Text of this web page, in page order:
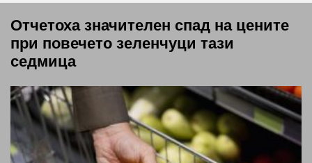
Отчетоха значителен спад на цените
при повечето зеленчуци тази
седмица